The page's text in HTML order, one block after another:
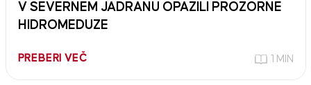
V SEVERNEM JADRANU OPAZILI PROZORNE
HIDROMEDUZE
PREBERI VEČ 1 MIN